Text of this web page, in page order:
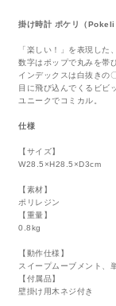
掛け時計 ポケリ（Pokeli
「楽しい！」を表現した
数字はポップで丸みを帯
インデックスは白抜きの
目に飛び込んでくるビビ
ユニークでコミカル。
仕様
【サイズ】
W28.5×H28.5×D3cm
【素材】
ポリレジン
【重量】
0.8kg
【動作仕様】
スイープムーブメント、
【付属品】
壁掛け用木ネジ付き